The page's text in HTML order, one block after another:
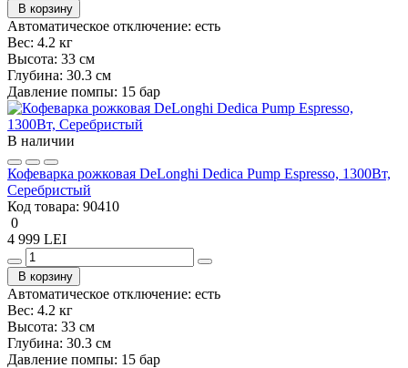
В корзину
Автоматическое отключение: есть
Вес: 4.2 кг
Высота: 33 см
Глубина: 30.3 см
Давление помпы: 15 бар
В наличии
Кофеварка рожковая DeLonghi Dedica Pump Espresso, 1300Вт,
Серебристый
Код товара: 90410
0
4 999 LEI
В корзину
Автоматическое отключение: есть
Вес: 4.2 кг
Высота: 33 см
Глубина: 30.3 см
Давление помпы: 15 бар